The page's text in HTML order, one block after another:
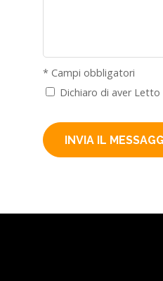
* Campi obbligatori
Dichiaro di aver Letto